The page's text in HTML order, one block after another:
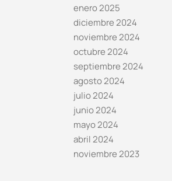
enero 2025
diciembre 2024
noviembre 2024
octubre 2024
septiembre 2024
agosto 2024
julio 2024
junio 2024
mayo 2024
abril 2024
noviembre 2023